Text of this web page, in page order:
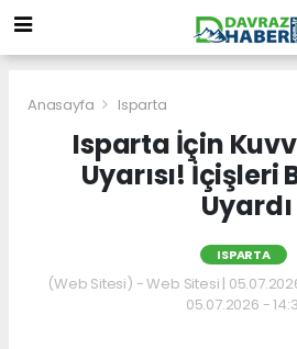
Anasayfa Isparta
Isparta İçin
Uyarısı! İçişleri
Uyardı
ISPARTA
(Web Sitesi) - Web Sitesi |
05.07.2026 -